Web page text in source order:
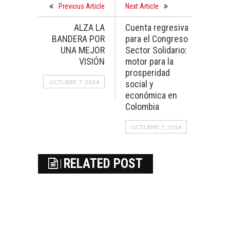
Previous Article
ALZA LA
BANDERA POR
UNA MEJOR
VISIÓN
OCTUBRE 7, 2014
Next Article
Cuenta regresiva
para el Congreso
Sector Solidario:
motor para la
prosperidad
social y
económica en
Colombia
OCTUBRE 7, 2014
RELATED POST